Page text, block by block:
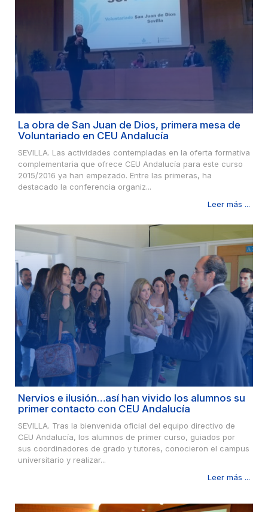
La obra de San Juan de Dios, primera mesa de
Voluntariado en CEU Andalucía
SEVILLA. Las actividades contempladas en la oferta formativa
complementaria que ofrece CEU Andalucía para este curso
2015/2016 ya han empezado. Entre las primeras, ha
destacado la conferencia organiz...
Leer más ...
Nervios e ilusión…así han vivido los alumnos su
primer contacto con CEU Andalucía
SEVILLA. Tras la bienvenida oficial del equipo directivo de
CEU Andalucía, los alumnos de primer curso, guiados por
sus coordinadores de grado y tutores, conocieron el campus
universitario y realizar...
Leer más ...